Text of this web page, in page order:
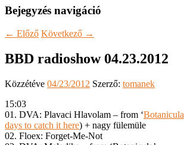
Bejegyzés navigáció
← Előző Következő →
BBD radioshow 04.23.2012
Közzétéve 04/23/2012 Szerző: tomanek
15:03
01. DVA: Plavaci Hlavolam – from ‘Botanicula
days to catch it here) + nagy fülemüle
02. Floex: Forget-Me-Not